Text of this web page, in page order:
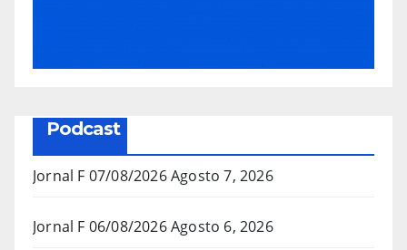
Podcast
Jornal F 07/08/2026Agosto 7, 2026
Jornal F 06/08/2026Agosto 6, 2026